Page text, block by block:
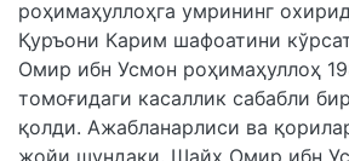
роҳимаҳуллоҳга умрининг
Қуръони Карим шафоатини
Омир ибн Усмон роҳимаҳуллоҳ
томоғидаги касаллик сабабли
қолди. Ажабланарлиси ва
жойи шундаки, Шайх Омир ибн